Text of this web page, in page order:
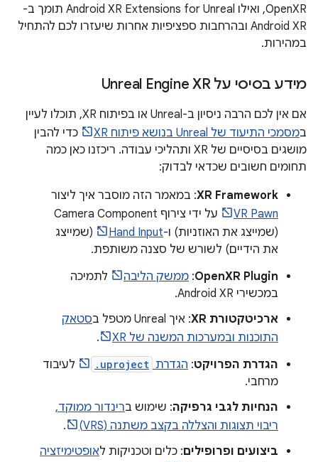
OpenXR, ואילו Android XR Extensions for Unreal תומך ב-
Android XR ובהרחבות ספציפיות אחרות שיעזרו לכם להתחיל
במהירות.
מידע בסיסי על Unreal Engine XR
אם אין לכם הרבה ניסיון ב-Unreal או בפיתוח XR, תוכלו לעיין
במסמכי התיעוד של Unreal בנושא פיתוח XR
כדי להבין
מושגים בסיסיים של XR ותהליכי עבודה. ריכזנו כאן כמה
תחומים חשובים שכדאי לבדוק:
XR Framework: במאמר הזה מוסבר איך ליצור
VR Pawn
על ידי צירוף Camera Component
(שמייצג את האוזניות) ו-Hand Input
(שמייצג
את הידיים) לשורש של סצנה משותפת.
OpenXR Plugin
: ממשק הליבה
לתמיכה
במכשירי Android XR.
ארכיטקטורת XR
: איך Unreal מטפל ב
סטאק
התוכנות ובמערכות המשנה של XR
.
הגדרת הפרויקט: הגדרת .uproject
לעיבוד
מרחבי.
הנחיות לגבי גרפיקה: שימוש ברינדור ממוקד,
ריבוי תצוגות והצללה בקצב משתנה (VRS)
.
ביצועים ופרופילים: כלים וטכניקות לאופטימיזציה